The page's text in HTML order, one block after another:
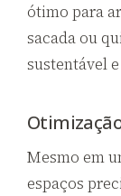
ótimo para
sacada ou
sustentável e
Mesmo em
espaços